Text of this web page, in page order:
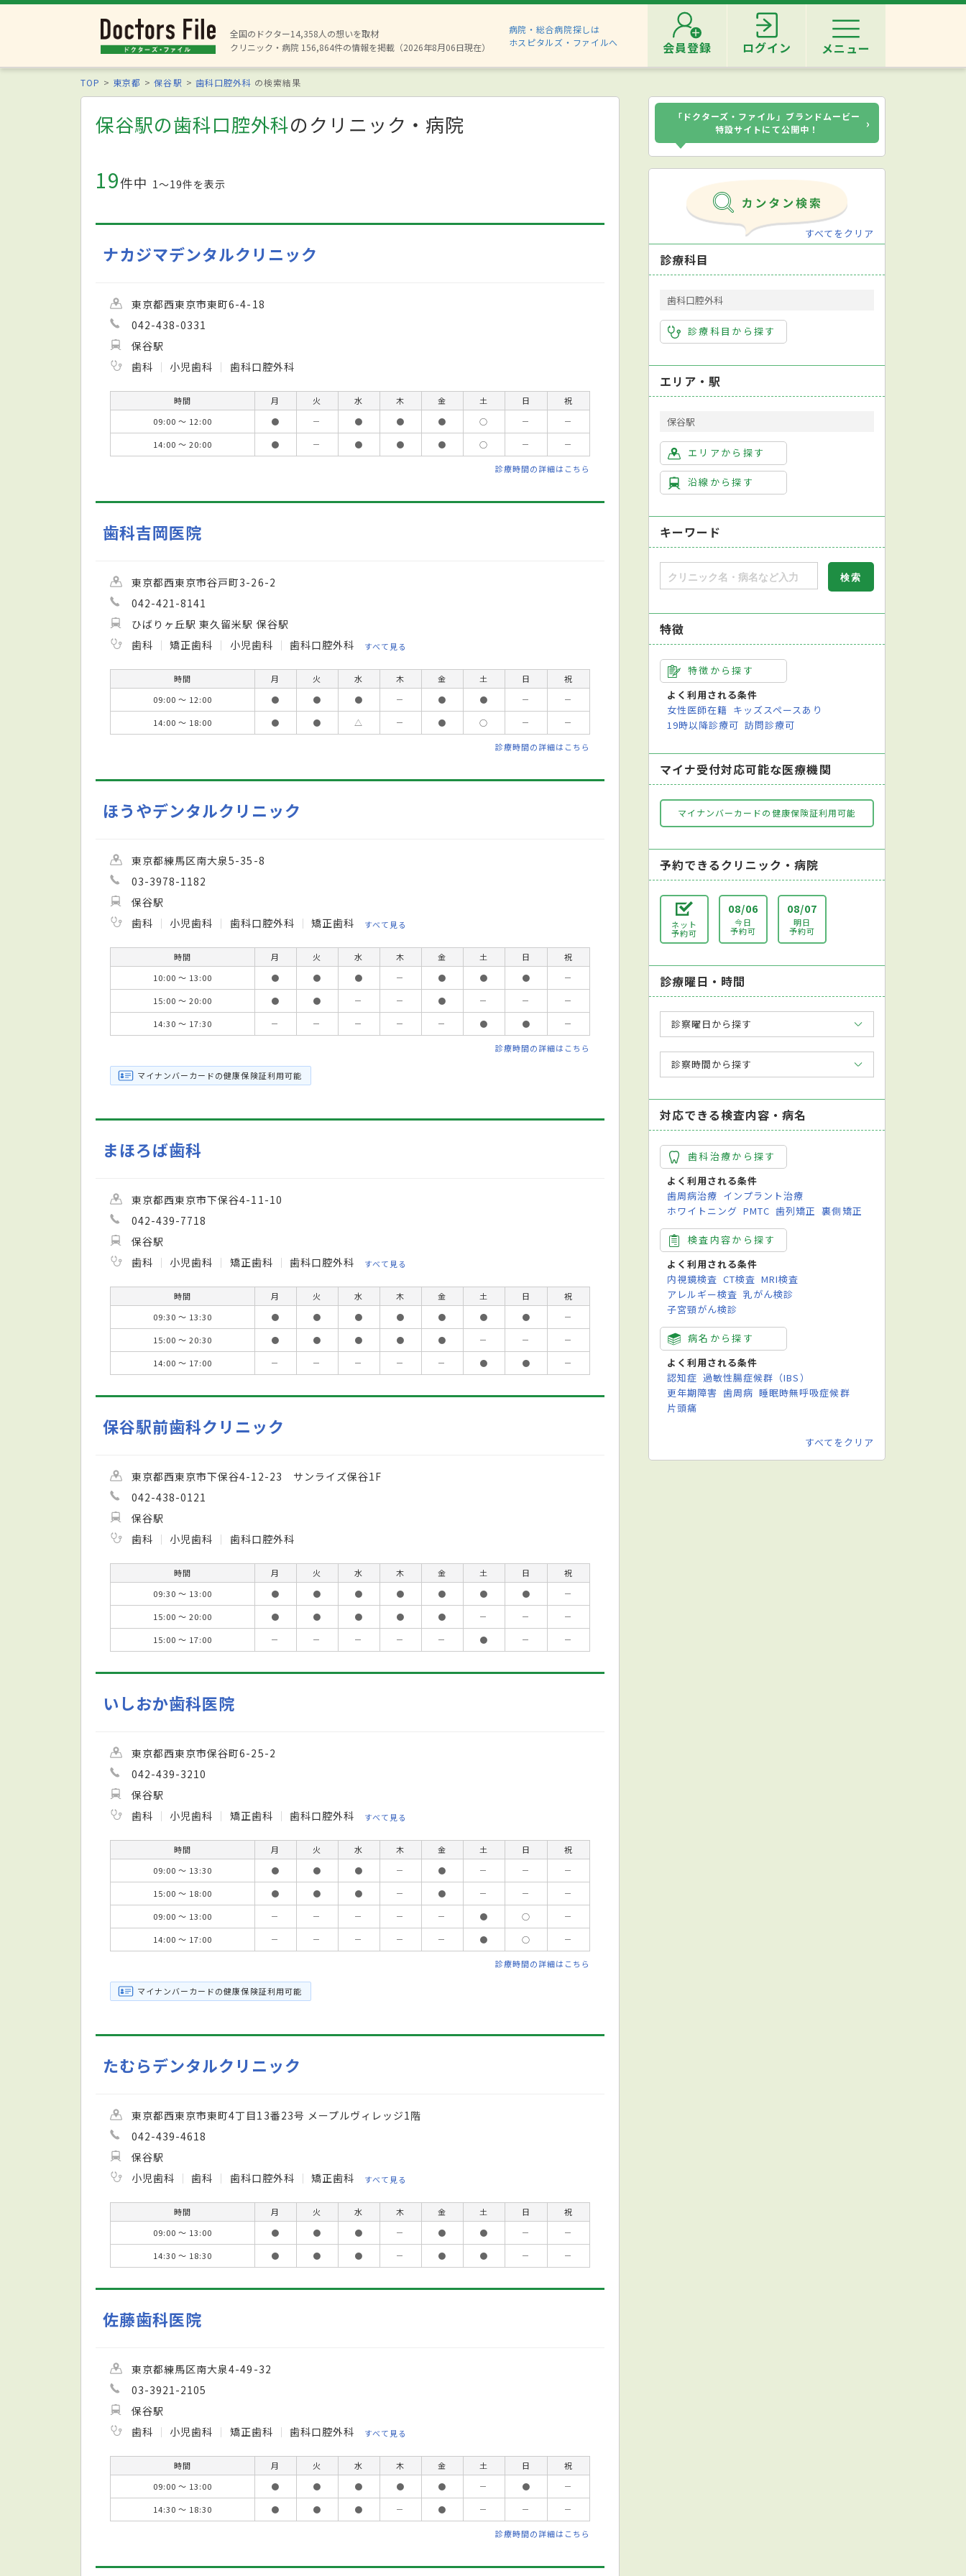
全国のドクター14,358人の想いを取材
クリニック・病院 156,864件の情報を掲載（2026年8月06日現在）
病院・総合病院探しは
ホスピタルズ・ファイルへ
会員登録 ログイン メニュー
TOP 東京都 保谷駅 歯科口腔外科 の検索結果
保谷駅の歯科口腔外科のクリニック・病院
19件中 1〜19件を表示
ナカジマデンタルクリニック
東京都西東京市東町6-4-18
042-438-0331
保谷駅
歯科
小児歯科 歯科口腔外科
時間 月 火 水 木 金 土 日
祝
09:00 ～ 12:00
● － ● ● ● ○ －
－
14:00 ～ 20:00
● － ● ● ● ○ － －
診療時間の詳細はこちら
歯科吉岡医院
東京都西東京市谷戸町3-26-2
042-421-8141
ひばりヶ丘駅 東久留米駅 保谷駅
歯科
矯正歯科 小児歯科 歯科口腔外科 すべて見る
時間 月 火 水 木 金 土 日
祝
09:00 ～ 12:00
● ● ● － ● ● －
－
14:00 ～ 18:00
● ● △ － ● ○ － －
診療時間の詳細はこちら
ほうやデンタルクリニック
東京都練馬区南大泉5-35-8
03-3978-1182
保谷駅
歯科
小児歯科 歯科口腔外科 矯正歯科 すべて見る
時間 月 火 水 木 金 土 日
祝
10:00 ～ 13:00
● ● ● － ● ● ●
－
15:00 ～ 20:00
● ● － － ● － －
－
14:30 ～ 17:30
－ － － － － ● ● －
診療時間の詳細はこちら
マイナンバーカードの健康保険証利用可能
まほろば歯科
東京都西東京市下保谷4-11-10
042-439-7718
保谷駅
歯科
小児歯科 矯正歯科 歯科口腔外科 すべて見る
時間 月 火 水 木 金 土 日
祝
09:30 ～ 13:30
● ● ● ● ● ● ●
－
15:00 ～ 20:30
● ● ● ● ● － －
－
14:00 ～ 17:00
－ － － － － ● ● －
保谷駅前歯科クリニック
東京都西東京市下保谷4-12-23 サンライズ保谷1F
042-438-0121
保谷駅
歯科
小児歯科 歯科口腔外科
時間 月 火 水 木 金 土 日
祝
09:30 ～ 13:00
● ● ● ● ● ● ●
－
15:00 ～ 20:00
● ● ● ● ● － －
－
15:00 ～ 17:00
－ － － － － ● － －
いしおか歯科医院
東京都西東京市保谷町6-25-2
042-439-3210
保谷駅
歯科
小児歯科 矯正歯科 歯科口腔外科 すべて見る
時間 月 火 水 木 金 土 日
祝
09:00 ～ 13:30
● ● ● － ● － －
－
15:00 ～ 18:00
● ● ● － ● － －
－
09:00 ～ 13:00
－ － － － － ● ○
－
14:00 ～ 17:00
－ － － － － ● ○ －
診療時間の詳細はこちら
マイナンバーカードの健康保険証利用可能
たむらデンタルクリニック
東京都西東京市東町4丁目13番23号 メープルヴィレッジ1階
042-439-4618
保谷駅
小児歯科
歯科 歯科口腔外科 矯正歯科 すべて見る
時間 月 火 水 木 金 土 日
祝
09:00 ～ 13:00
● ● ● － ● ● －
－
14:30 ～ 18:30
● ● ● － ● ● － －
佐藤歯科医院
東京都練馬区南大泉4-49-32
03-3921-2105
保谷駅
歯科
小児歯科 矯正歯科 歯科口腔外科 すべて見る
時間 月 火 水 木 金 土 日
祝
09:00 ～ 13:00
● ● ● ● ● － ●
－
14:30 ～ 18:30
● ● ● － ● － － －
診療時間の詳細はこちら
「ドクターズ・ファイル」ブランドムービー
特設サイトにて公開中！
›
すべてをクリア
診療科目
歯科口腔外科
診療科目から探す
エリア・駅
保谷駅
エリアから探す
沿線から探す
キーワード
特徴
特徴から探す
よく利用される条件
女性医師在籍 キッズスペースあり
19時以降診療可 訪問診療可
マイナ受付対応可能な医療機関
マイナンバーカードの健康保険証利用可能
予約できるクリニック・病院
ネット
予約可
08/06
今日
予約可
08/07
明日
予約可
診療曜日・時間
診察曜日から探す
診察時間から探す
対応できる検査内容・病名
歯科治療から探す
よく利用される条件
歯周病治療 インプラント治療
ホワイトニング PMTC 歯列矯正 裏側矯正
検査内容から探す
よく利用される条件
内視鏡検査 CT検査 MRI検査
アレルギー検査 乳がん検診
子宮頸がん検診
病名から探す
よく利用される条件
認知症 過敏性腸症候群（IBS）
更年期障害 歯周病 睡眠時無呼吸症候群
片頭痛
すべてをクリア